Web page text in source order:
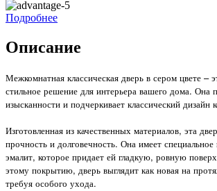
Подробнее
Описание
Межкомнатная классическая дверь в сером цвете –
стильное решение для интерьера вашего дома. Она
изысканности и подчеркивает классический дизайн
Изготовленная из качественных материалов, эта
прочность и долговечность. Она имеет
эмалит, которое придает ей гладкую, ровную
этому покрытию, дверь выглядит как новая на
требуя особого ухода.